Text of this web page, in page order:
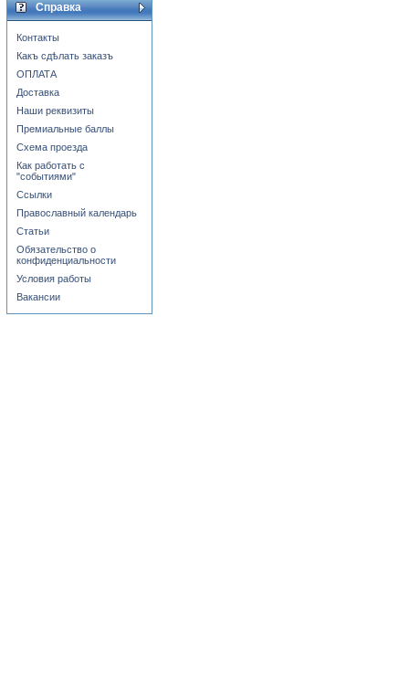
Справка
Контакты
Какъ сдѣлать заказъ
ОПЛАТА
Доставка
Наши реквизиты
Премиальные баллы
Схема проезда
Как работать с
"событиями"
Ссылки
Православный календарь
Статьи
Обязательство о
конфиденциальности
Условия работы
Вакансии